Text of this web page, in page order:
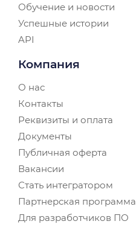
Обучение и новости
Успешные истории
API
Компания
О нас
Контакты
Реквизиты и оплата
Документы
Публичная оферта
Вакансии
Стать интегратором
Партнерская программа
Для разработчиков ПО